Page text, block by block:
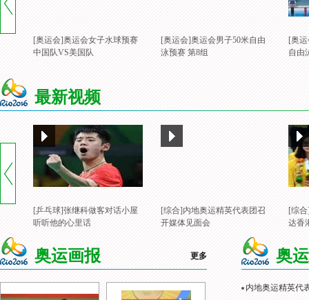
[奥运会]奥运会女子水球预赛
中国队VS美国队
[奥运会]奥运会男子50米自由
泳预赛 第8组
[奥
自由
最新视频
[乒乓球]张继科做客对话小屋
听听他的心里话
[综合]内地奥运精英代表团召
开媒体见面会
[综
达香
奥运画报 更多 奥
内地奥运精英代